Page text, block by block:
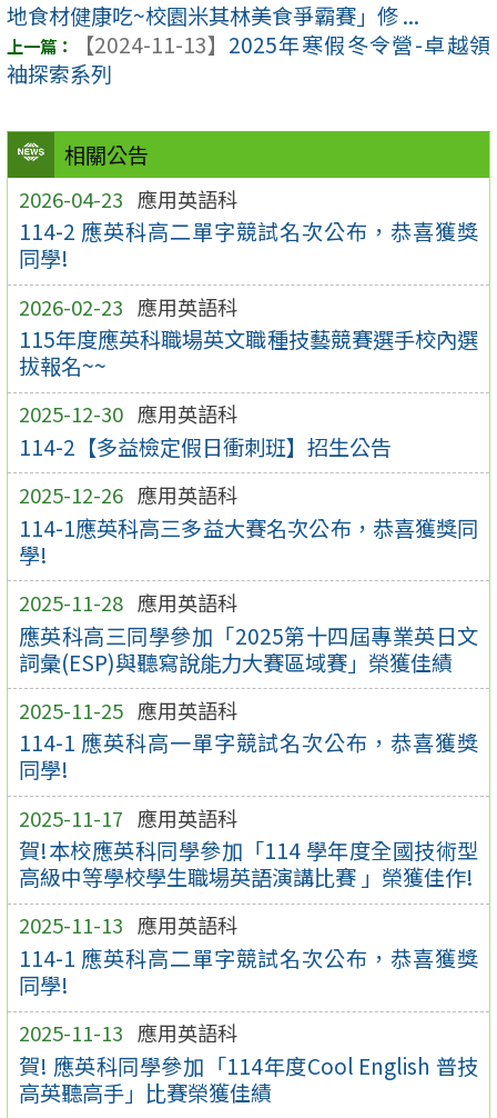
相關公告
2026-04-23 應用英語科
114-2 應英科高二單字競試名次公布，恭喜獲獎
同學!
2026-02-23 應用英語科
115年度應英科職場英文職種技藝競賽選手校內選
拔報名~~
2025-12-30 應用英語科
114-2【多益檢定假日衝刺班】招生公告
2025-12-26 應用英語科
114-1應英科高三多益大賽名次公布，恭喜獲獎同
學!
2025-11-28 應用英語科
應英科高三同學參加「2025第十四屆專業英日文
詞彙(ESP)與聽寫說能力大賽區域賽」榮獲佳績
2025-11-25 應用英語科
114-1 應英科高一單字競試名次公布，恭喜獲獎
同學!
2025-11-17 應用英語科
賀!本校應英科同學參加「114 學年度全國技術型
高級中等學校學生職場英語演講比賽 」榮獲佳作!
2025-11-13 應用英語科
114-1 應英科高二單字競試名次公布，恭喜獲獎
同學!
2025-11-13 應用英語科
賀! 應英科同學參加「114年度Cool English 普技
高英聽高手」比賽榮獲佳績
地食材健康吃~校園米其林美食爭霸賽」修 ...
【2024-11-13】 2025年寒假冬令營-卓越領
袖探索系列